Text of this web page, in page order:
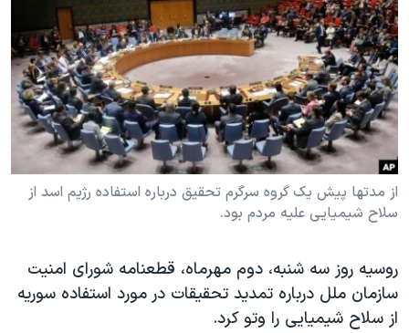
فرهنگ و زندگی
حقوق شهروندی
اقتصادی
علم و فناوری
اسرائیل در جنگ
آرشیو پخش زنده
مستندها
انتخابات ریاست جمهوری آمریکا ۲۰۲۴
حمله جمهوری اسلامی به اسرائیل
رمز مهسا
ورزش زنان در ایران
اعتراضات زن، زندگی، آزادی
مجموعه مستندهای دادخواهی
دادگاه حمید نوری
چهل سال گروگان‌گیری
دنبال کنید
زبانهای مختلف
از مدتها پیش یک گروه سرگرم تحقیق درباره استفاده رژیم اسد از
سلاح شیمیایی علیه مردم بود.
روسیه روز سه شنبه، دوم مهرماه، قطعنامه شورای امنیت
سازمان ملل درباره تمدید تحقیقات در مورد استفاده سوریه
از سلاح شیمیایی را وتو کرد.